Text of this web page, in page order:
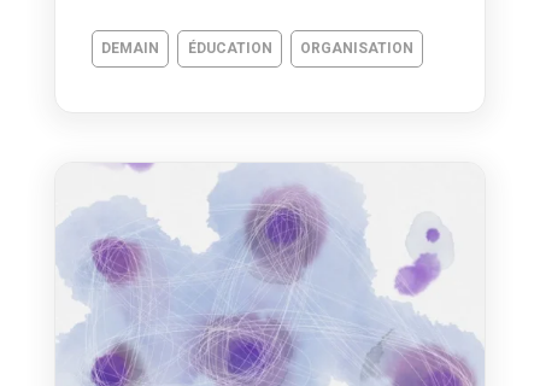
DEMAIN ÉDUCATION ORGANISATION